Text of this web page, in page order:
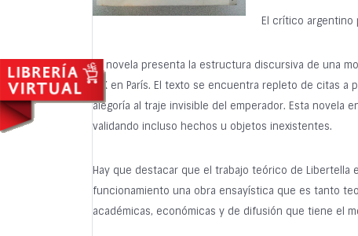
El crítico argentino
La novela presenta la estructura discursiva de una
XIX en París. El texto se encuentra repleto de citas
alegoría al traje invisible del emperador. Esta novela
validando incluso hechos u objetos inexistentes.
Hay que destacar que el trabajo teórico de
funcionamiento una obra ensayística que es tanto
académicas, económicas y de difusión que tiene el